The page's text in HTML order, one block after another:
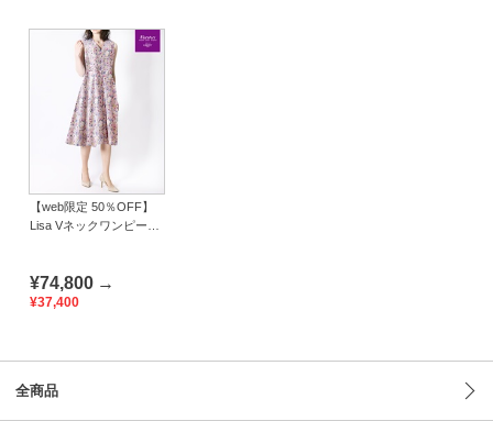
【web限定 50％OFF】
Lisa Vネックワンピース
Viscotecs make your
brand
¥74,800 →
¥37,400
全商品